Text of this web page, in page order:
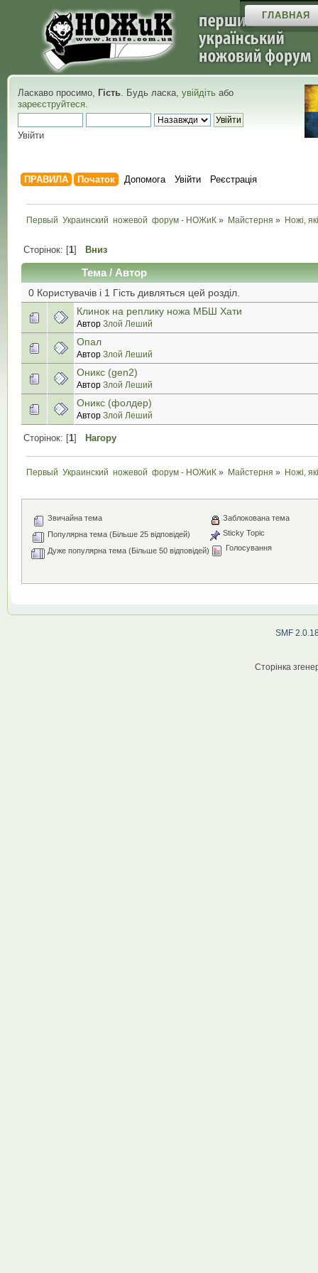
ГЛАВНАЯ
Ласкаво просимо, Гість. Будь ласка, увійдіть або
зареєструйтеся.
Увійти
ПРАВИЛА Початок Допомога Увійти Реєстрація
Первый  Украинский  ножевой  форум - НОЖиК » Майстерня » Ножі,
Сторінок: [1] Вниз
Тема/Автор
0 Користувачів і 1 Гість дивляться цей розділ.
Клинок на реплику ножа МБШ Хати
Автор Злой Леший
Опал
Автор Злой Леший
Оникс (gen2)
Автор Злой Леший
Оникс (фолдер)
Автор Злой Леший
Сторінок: [1] Нагору
Первый  Украинский  ножевой  форум - НОЖиК » Майстерня » Ножі,
Звичайна тема
Популярна тема (Більше 25 відповідей)
Дуже популярна тема (Більше 50 відповідей)
Заблокована тема
Sticky Topic
Голосування
SMF
Сторінка